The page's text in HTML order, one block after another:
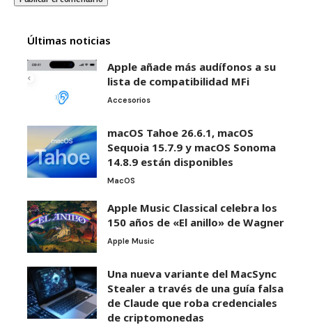
Últimas noticias
Apple añade más audífonos a su
lista de compatibilidad MFi
Accesorios
macOS Tahoe 26.6.1, macOS
Sequoia 15.7.9 y macOS Sonoma
14.8.9 están disponibles
MacOS
Apple Music Classical celebra los
150 años de «El anillo» de Wagner
Apple Music
Una nueva variante del MacSync
Stealer a través de una guía falsa
de Claude que roba credenciales
de criptomonedas